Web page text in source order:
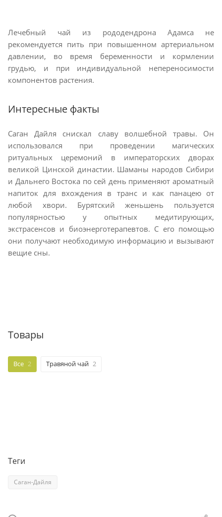
Лечебный чай из рододендрона Адамса не
рекомендуется пить при повышенном артериальном
давлении, во время беременности и кормлении
грудью, и при индивидуальной непереносимости
компонентов растения.
Интересные факты
Саган Дайля снискал славу волшебной травы. Он
использовался при проведении магических
ритуальных церемоний в императорских дворах
великой Цинской династии. Шаманы народов Сибири
и Дальнего Востока по сей день применяют ароматный
напиток для вхождения в транс и как панацею от
любой хвори. Бурятский женьшень пользуется
популярностью у опытных медитирующих,
экстрасенсов и биоэнерготерапевтов. С его помощью
они получают необходимую информацию и вызывают
вещие сны.
Товары
Все 2 Травяной чай 2
Теги
Саган-Дайля